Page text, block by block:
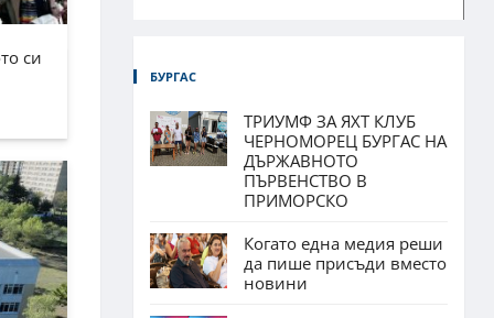
си
БУРГАС
ТРИУМФ ЗА ЯХТ КЛУБ
ЧЕРНОМОРЕЦ БУРГАС НА
ДЪРЖАВНОТО
ПЪРВЕНСТВО В
ПРИМОРСКО
Когато една медия реши
да пише присъди вместо
новини